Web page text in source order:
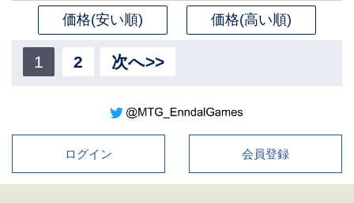
価格(安い順) 価格(高い順)
1 2 次へ>>
ログイン 会員登録